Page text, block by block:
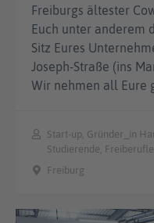
Freiburgs ältester
Euch unter anderem
Sitz Eures
Joseph-Straße (ins
Wir nehmen all Eure
Start-up, Gründer_in
Studierende,
Freiburg